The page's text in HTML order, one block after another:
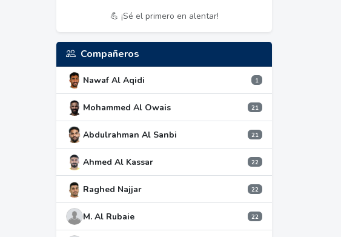
💪 ¡Sé el primero en alentar!
Compañeros
Nawaf Al Aqidi 1
Mohammed Al Owais 21
Abdulrahman Al Sanbi 21
Ahmed Al Kassar 22
Raghed Najjar 22
M. Al Rubaie 22